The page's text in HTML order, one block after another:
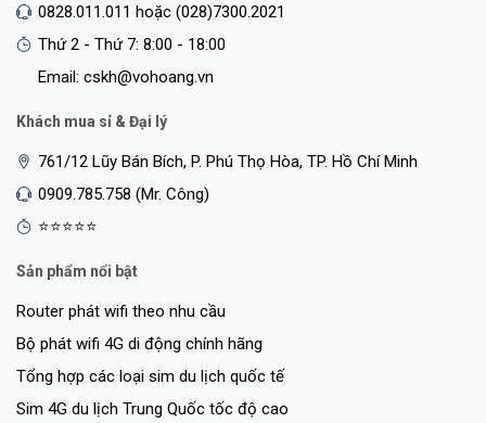
0828.011.011 hoặc (028)7300.2021
Thứ 2 - Thứ 7: 8:00 - 18:00
Email: cskh@vohoang.vn
Khách mua sỉ & Đại lý
761/12 Lũy Bán Bích, P. Phú Thọ Hòa, TP. Hồ Chí Minh
0909.785.758 (Mr. Công)
⭐⭐⭐⭐⭐
Sản phẩm nổi bật
Router phát wifi theo nhu cầu
Bộ phát wifi 4G di động chính hãng
Tổng hợp các loại sim du lịch quốc tế
Sim 4G du lịch Trung Quốc tốc độ cao